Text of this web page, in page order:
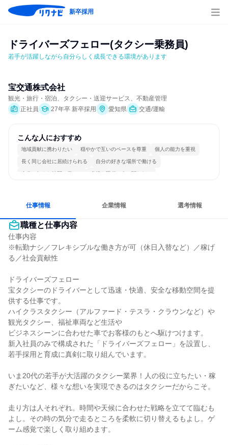
新卒採用
ドライバーズフェロー(タクシー乗務員)
若手が活躍しながら自分らしく成長できる環境があります
宝交通株式会社
観光・旅行・宿泊、タクシー・送迎サービス、不動産管理
正社員
27年卒 新卒採用 愛知県 交通/運輸
こんな人におすすめ
地域貢献に携わりたい 穏やかで互いのペースを尊重 個人の能力を重視
長く同じ会社に居続けられる 自分の好きな場所で働ける
自分の好きな時間で働ける 多様な職種の人と関われる
仕事情報 企業情報 選考情報
職種と仕事内容
仕事内容
※転勤ナシ／フレキシブルな働き方が可（休日入替など）／稼げ
る／社会貢献性
ドライバーズフェロー
宝タクシーのドライバーとして迅速・快適、安全な移動空間を提
供する仕事です。
ハイクラスタクシー（アルファード・テスラ・クラウンなど）や
観光タクシー、福祉車両など生活や
ビジネスシーンに合わせた車でお客様のもとへ駆けつけます。
新入社員のみで構成された「ドライバーズフェロー」を設置し、
若手採用と育成に真剣に取り組んでいます。
いま20代の若手が大活躍のタクシー業界！人の役に立ちたい・稼
ぎたいなど、様々な想いを実現できるのはタクシーだからこそ。
走り方は人それぞれ。時間や天候に合わせた戦略を立てて臨むも
よし。その時の気分で走るところを柔軟に切り替えるもよし。ゲ
ーム感覚で楽しく取り組めます。